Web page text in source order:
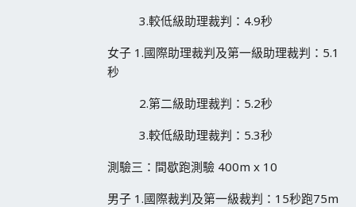
3.較低級助理裁判：4.9秒
女子 1.國際助理裁判及第一級助理裁判：5.1
秒
2.第二級助理裁判：5.2秒
3.較低級助理裁判：5.3秒
測驗三：間歇跑測驗 400m x 10
男子 1.國際裁判及第一級裁判：15秒跑75m